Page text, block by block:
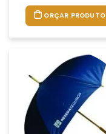
ORÇAR PRODUTO